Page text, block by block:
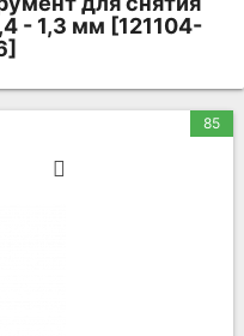
- 1,3 мм [121104-
85